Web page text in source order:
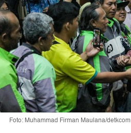
Foto: Muhammad Firman Maulana/detkcom